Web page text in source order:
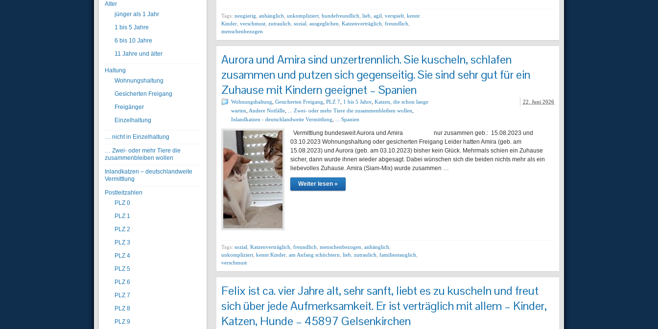
Alter
jünger als 1 Jahr
1 bis 5 Jahre
6 bis 10 Jahre
11 Jahre und älter
Haltung
Wohnungshaltung
Gesicherten Freigang
Freigänger
Einzelhaltung
… nicht in Einzelhaltung
… Zwei- oder mehr Tiere die
zusammenbleiben wollen
Inlandkatzen – deutschlandweite
Vermittlung
Postleitzahlen
PLZ 0
PLZ 1
PLZ 2
PLZ 3
PLZ 4
PLZ 5
PLZ 6
PLZ 7
PLZ 8
PLZ 9
Tags: neugierig anhänglich unkompliziert hundefreundlich lieb agil verspielt kennt
Kinder verschmust zutraulich sozial ausgeglichen Katzenverträglich freundlich
menschenbezogen
Aurora und Amira sind unzertrennlich. Sie kuscheln, schlafen
zusammen und putzen sich gegenseitig. Sie sind sehr gut für ein
Zuhause mit Kindern geeignet – Spanien
Wohnungshaltung Gesicherten Freigang PLZ 7 1 bis 5 Jahre Katzen, die schon lange
warten Andere Notfälle ... Zwei- oder mehr Tiere die zusammenbleiben wollen
Inlandkatzen - deutschlandweite Vermittlung
... Spanien
22. Juni 2026
Vermittlung bundesweit Aurora und Amira nur zusammen geb.: 15.08.2023 und
03.10.2023 Wohnungshaltung oder gesicherten Freigang Leider hatten Amira (geb. am
15.08.2023) und Aurora (geb. am 03.10.2023) bisher kein Glück. Mehrmals schien ein Zuhause
sicher, dann wurde ihnen wieder abgesagt. Dabei wünschen sich die beiden nichts mehr als ein
liebevolles Zuhause. Amira (Siam-Mix) wurde zusammen …
Weiter lesen »
Tags: sozial Katzenverträglich freundlich menschenbezogen anhänglich
unkompliziert kennt Kinder am Anfang schüchtern lieb zutraulich familientauglich
verschmust
Felix ist ca. vier Jahre alt, sehr sanft, liebt es zu kuscheln und freut
sich über jede Aufmerksamkeit. Er ist verträglich mit allem – Kinder,
Katzen, Hunde – 45897 Gelsenkirchen